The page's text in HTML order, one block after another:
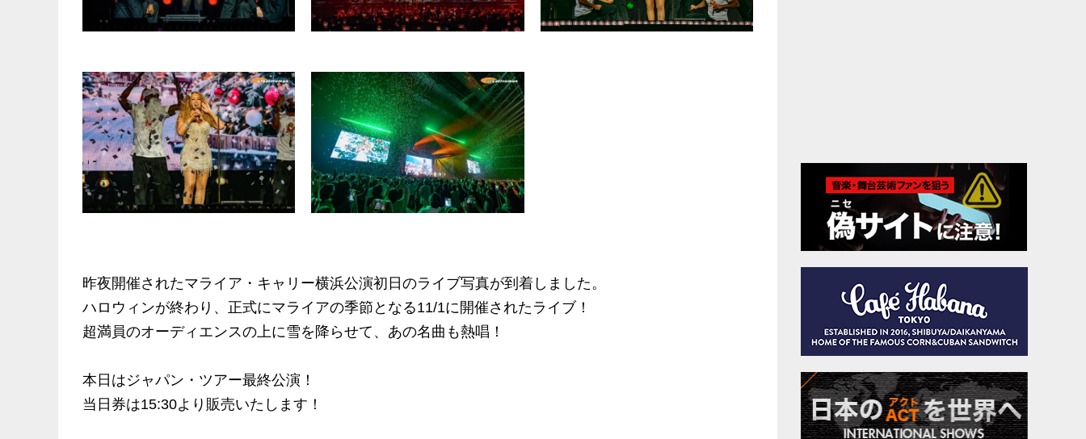
昨夜開催されたマライア・キャリー横浜公演初日のライブ写真が到着しました。
ハロウィンが終わり、正式にマライアの季節となる11/1に開催されたライブ！
超満員のオーディエンスの上に雪を降らせて、あの名曲も熱唱！
本日はジャパン・ツアー最終公演！
当日券は15:30より販売いたします！